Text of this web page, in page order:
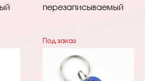
перезаписываемый
Под заказ